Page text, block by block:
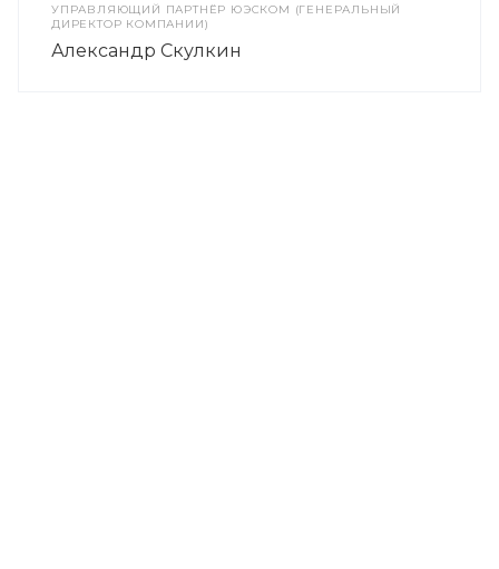
УПРАВЛЯЮЩИЙ ПАРТНЁР ЮЭСКОМ (ГЕНЕРАЛЬНЫЙ
ДИРЕКТОР КОМПАНИИ)
Александр Скулкин